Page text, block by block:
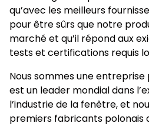
qu’avec les meilleurs
pour être sûrs que notre
marché et qu’il répond aux
tests et certifications requis
Nous sommes une
est un leader mondial dans
l’industrie de la fenêtre, et
premiers fabricants polonais
pour les éditeurs et les
Non classés
processus de classification, en
fournisseurs de cookies